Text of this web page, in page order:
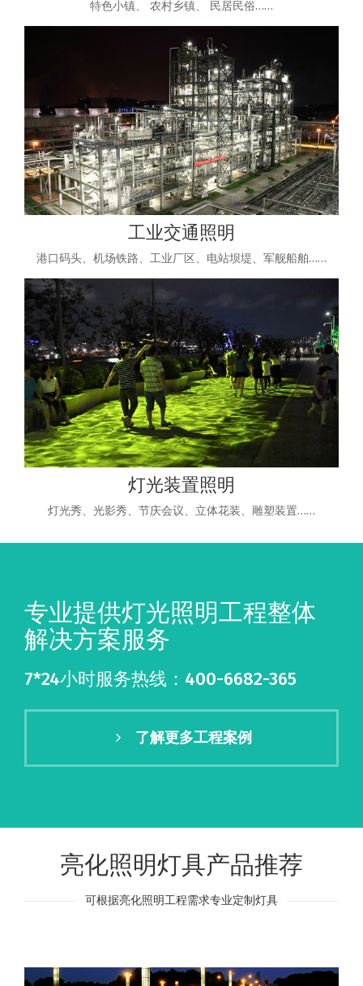
特色小镇、 农村乡镇、 民居民俗……
工业交通照明
港口码头、机场铁路、工业厂区、电站坝堤、军舰船舶……
灯光装置照明
灯光秀、光影秀、节庆会议、立体花装、雕塑装置……
专业提供灯光照明工程整体
解决方案服务
7*24小时服务热线：400-6682-365
了解更多工程案例
亮化照明灯具产品推荐
可根据亮化照明工程需求专业定制灯具